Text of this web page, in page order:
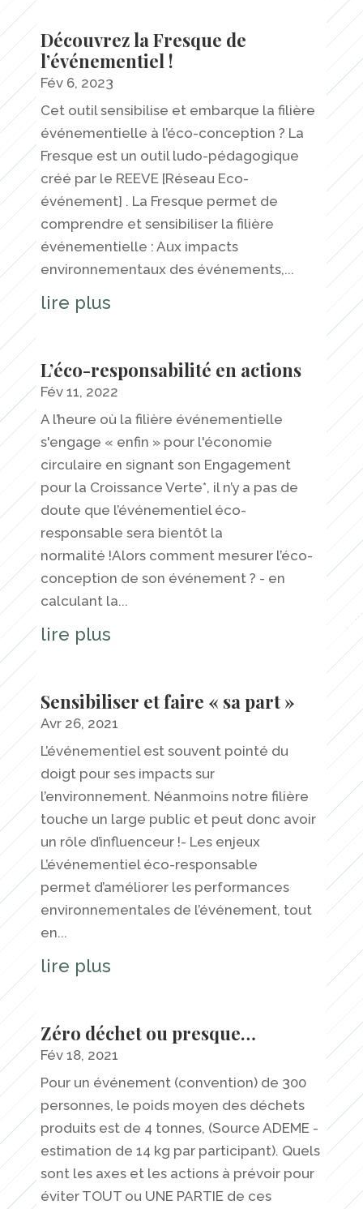
Découvrez la Fresque de
l’événementiel !
Fév 6, 2023
Cet outil sensibilise et embarque la filière
événementielle à l’éco-conception ? La
Fresque est un outil ludo-pédagogique
créé par le REEVE [Réseau Eco-
événement] . La Fresque permet de
comprendre et sensibiliser la filière
événementielle : Aux impacts
environnementaux des événements,...
lire plus
L’éco-responsabilité en actions
Fév 11, 2022
A l’heure où la filière événementielle
s'engage « enfin » pour l'économie
circulaire en signant son Engagement
pour la Croissance Verte*, il n’y a pas de
doute que l’événementiel éco-
responsable sera bientôt la
normalité !Alors comment mesurer l’éco-
conception de son événement ? - en
calculant la...
lire plus
Sensibiliser et faire « sa part »
Avr 26, 2021
L’événementiel est souvent pointé du
doigt pour ses impacts sur
l’environnement. Néanmoins notre filière
touche un large public et peut donc avoir
un rôle d’influenceur !- Les enjeux
L’événementiel éco-responsable
permet d’améliorer les performances
environnementales de l’événement, tout
en...
lire plus
Zéro déchet ou presque…
Fév 18, 2021
Pour un événement (convention) de 300
personnes, le poids moyen des déchets
produits est de 4 tonnes, (Source ADEME -
estimation de 14 kg par participant). Quels
sont les axes et les actions à prévoir pour
éviter TOUT ou UNE PARTIE de ces